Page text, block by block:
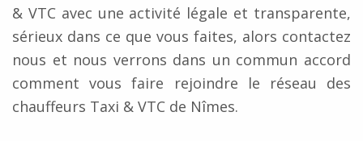
& VTC avec une activité légale et transparente,
sérieux dans ce que vous faites, alors contactez
nous et nous verrons dans un commun accord
comment vous faire rejoindre le réseau des
chauffeurs Taxi & VTC de Nîmes.